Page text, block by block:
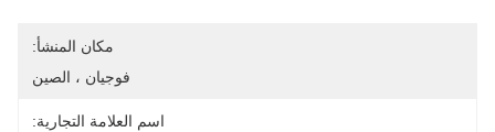
مكان المنشأ:
فوجيان ، الصين
اسم العلامة التجارية: